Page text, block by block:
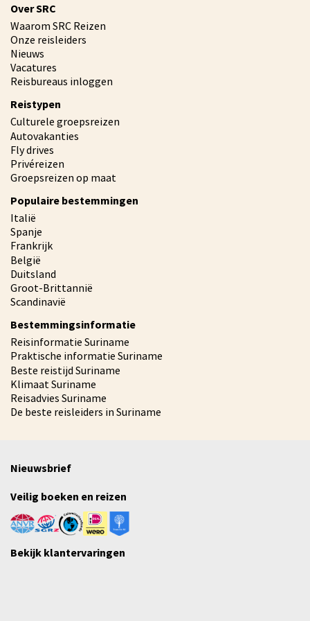
Over SRC
Waarom SRC Reizen
Onze reisleiders
Nieuws
Vacatures
Reisbureaus inloggen
Reistypen
Culturele groepsreizen
Autovakanties
Fly drives
Privéreizen
Groepsreizen op maat
Populaire bestemmingen
Italië
Spanje
Frankrijk
België
Duitsland
Groot-Brittannië
Scandinavië
Bestemmingsinformatie
Reisinformatie Suriname
Praktische informatie Suriname
Beste reistijd Suriname
Klimaat Suriname
Reisadvies Suriname
De beste reisleiders in Suriname
Nieuwsbrief
Veilig boeken en reizen
Bekijk klantervaringen